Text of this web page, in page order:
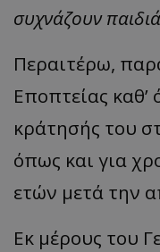
συχνάζουν
Περαιτέρω,
Εποπτείας καθ’
κράτησής του
όπως και για
ετών μετά την
Εκ μέρους του